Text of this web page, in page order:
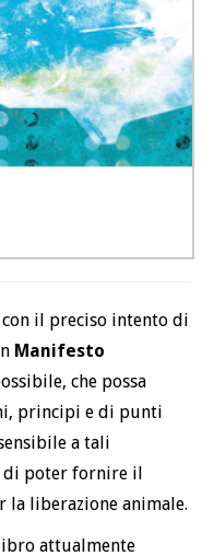
il preciso intento di
Manifesto
che possa
principi e di punti
a tali
di poter fornire il
liberazione animale.
attualmente